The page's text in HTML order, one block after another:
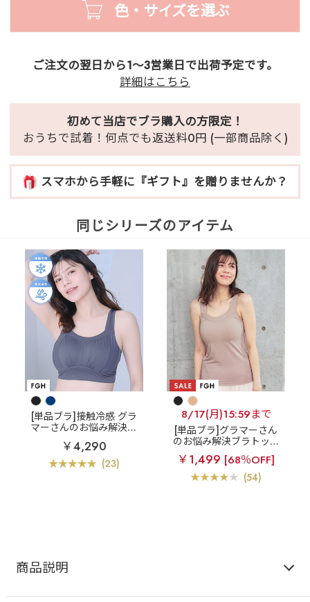
色・サイズを選ぶ
ご注文の翌日から1～3営業日で出荷予定です。
詳細はこちら
初めて当店でブラ購入の方限定！
おうちで試着！何点でも返送料0円 (一部商品除く)
スマホから手軽に『ギフト』を贈りませんか？
同じシリーズのアイテム
[単品ブラ]接触冷感 グラ
マーさんのお悩み解決ナ
イトブラ
エアリークー
ル すっぽり包む 夢ごこ
ち ナイトブラ 単品ブラ
ジャー (グラマーサイズ)
￥4,290
(23)
8/17(月)15:59まで
[単品ブラ]グラマーさん
のお悩み解決ブラトップ
すっぽり包む ノンワイ
ヤー ブラトップ (グラマ
ーサイズ)
￥1,499 [68％OFF]
(54)
商品説明